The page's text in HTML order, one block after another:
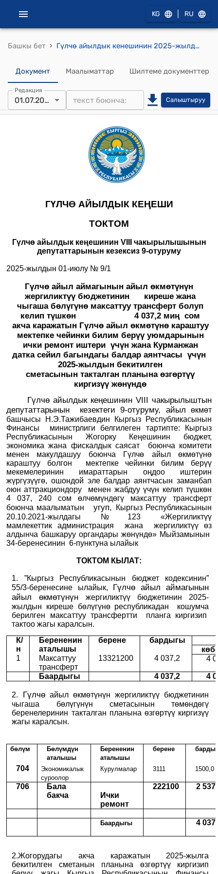
KG RU
Башкы бет › Гүлчө айылдык кенешинин 2025-жылдын 01 - июлу, №9/1 Гүлчө айыл аймагынын айыл өкмөтүнүн жергиликтүү бюджетинин киреше жана чыгаша бөлүгүнө максаттуу трансферт болуп келип түшкөн 4 037,2 миң сом акча каражатын Гүлчө айыл өкмөтүнө караштуу мектепке чейинки билим берүү уюмдарынын ички ремонт иштери үчүн жана Курманжан датка сейил багындагы балдар аянтчасы үчүн 2025-жылдын бекитилген сметасынын такталган планына өзгөртүү киргизүү жөнүндө токтому
Документ Маалыматтар Шилтеме документтер
Редакция
01.07.2025 Салыштыруу